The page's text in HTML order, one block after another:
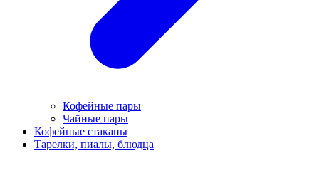
Кофейные пары
Чайные пары
Кофейные стаканы
Тарелки, пиалы, блюдца